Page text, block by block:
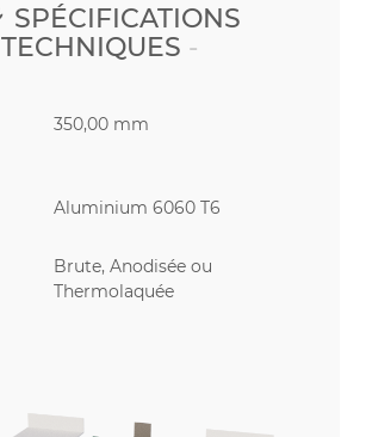
SPÉCIFICATIONS
TECHNIQUES
350,00 mm
Aluminium 6060 T6
Brute, Anodisée ou
Thermolaquée